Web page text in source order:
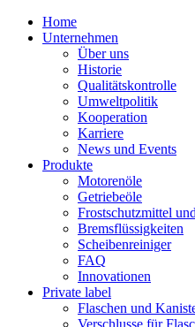
Home
Unternehmen
Über uns
Historie
Qualitätskontrolle
Umweltpolitik
Kooperation
Karriere
News und Events
Produkte
Motorenöle
Getriebeöle
Frostschutzmittel
Bremsflüssigkeiten
Scheibenreiniger
FAQ
Innovationen
Private label
Flaschen und
Verschlusse für